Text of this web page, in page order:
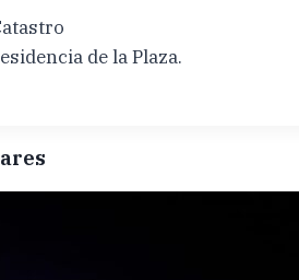
de la Plaza.